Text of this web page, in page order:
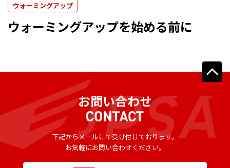
ウォーミングアップ
ウォーミングアップを始める前に
お問い合わせ
下記からメールにて受け付けております。
お気軽にお問い合わせください。